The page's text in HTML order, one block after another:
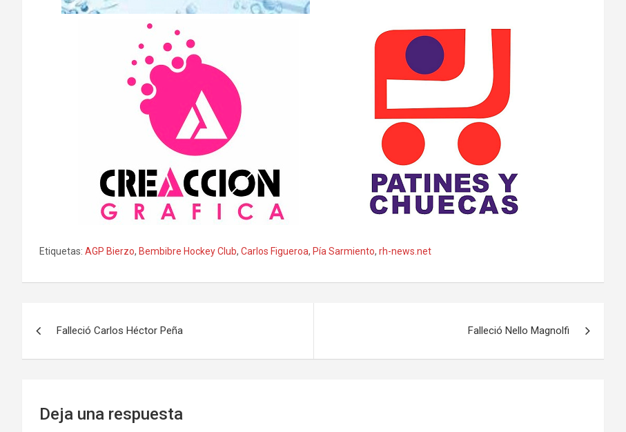
Etiquetas: AGP Bierzo, Bembibre Hockey Club, Carlos Figueroa, Pía Sarmiento, rh-news.net
Falleció Carlos Héctor Peña Falleció Nello Magnolfi
Deja una respuesta